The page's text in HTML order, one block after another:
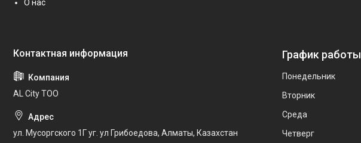
О нас
AL City ТОО
ул. Мусоргского 1Г уг. ул Грибоедова, Алматы, Казахстан
График работы
Понедельник
Вторник
Среда
Четверг